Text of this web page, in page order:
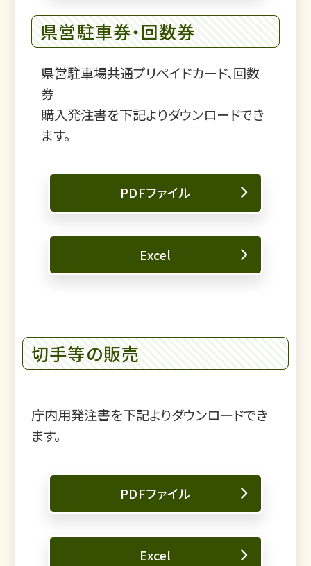
県営駐車券・回数券
県営駐車場共通プリペイドカード、回数
券
購入発注書を下記よりダウンロードでき
ます。
PDFファイル
Excel
切手等の販売
庁内用発注書を下記よりダウンロードでき
ます。
PDFファイル
Excel